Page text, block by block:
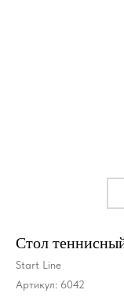
Стол
Start Line
Артикул: 6042